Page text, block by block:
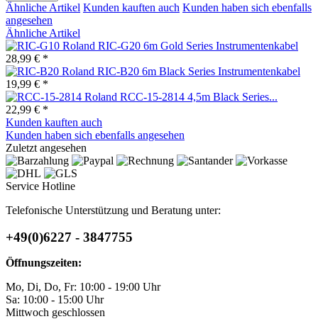
Ähnliche Artikel Kunden kauften auch Kunden haben sich ebenfalls
angesehen
Ähnliche Artikel
Roland RIC-G20 6m Gold Series Instrumentenkabel
28,99 € *
Roland RIC-B20 6m Black Series Instrumentenkabel
19,99 € *
Roland RCC-15-2814 4,5m Black Series...
22,99 € *
Kunden kauften auch
Kunden haben sich ebenfalls angesehen
Zuletzt angesehen
Service Hotline
Telefonische Unterstützung und Beratung unter:
+49(0)6227 - 3847755
Öffnungszeiten:
Mo, Di, Do, Fr: 10:00 - 19:00 Uhr
Sa: 10:00 - 15:00 Uhr
Mittwoch geschlossen